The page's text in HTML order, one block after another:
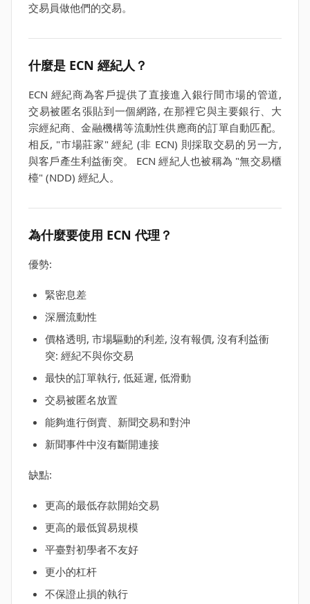
交易員做他們的交易。
什麼是 ECN 經紀人？
ECN 經紀商為客戶提供了直接進入銀行間市場的管道,
交易被匿名張貼到一個網路, 在那裡它與主要銀行、大
宗經紀商、金融機構等流動性供應商的訂單自動匹配。
相反, "市場莊家" 經紀 (非 ECN) 則採取交易的另一方,
與客戶產生利益衝突。 ECN 經紀人也被稱為 "無交易櫃
檯" (NDD) 經紀人。
為什麼要使用 ECN 代理？
優勢:
緊密息差
深層流動性
價格透明, 市場驅動的利差, 沒有報價, 沒有利益衝
突: 經紀不與你交易
最快的訂單執行, 低延遲, 低滑動
交易被匿名放置
能夠進行倒賣、新聞交易和對沖
新聞事件中沒有斷開連接
缺點:
更高的最低存款開始交易
更高的最低貿易規模
平臺對初學者不友好
更小的杠杆
不保證止損的執行